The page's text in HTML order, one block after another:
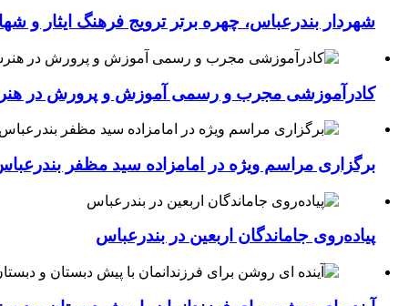
شهردار بندرعباس، چهره برتر ترویج فرهنگ ایثار و
کادرآموزشی مجرب و رسمی آموزش و پرورش در
برگزاری مراسم ویژه در امامزاده سید مظفر
پیاده‌روی جاماندگان اربعین در بندرعباس